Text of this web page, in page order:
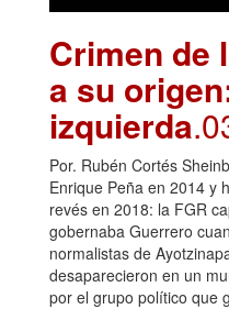
Crimen de
a su
izquierda
Por. Rubén Cortés
Enrique Peña en 2014 y
revés en 2018: la FGR
gobernaba Guerrero
normalistas de
desaparecieron en un
por el grupo político que